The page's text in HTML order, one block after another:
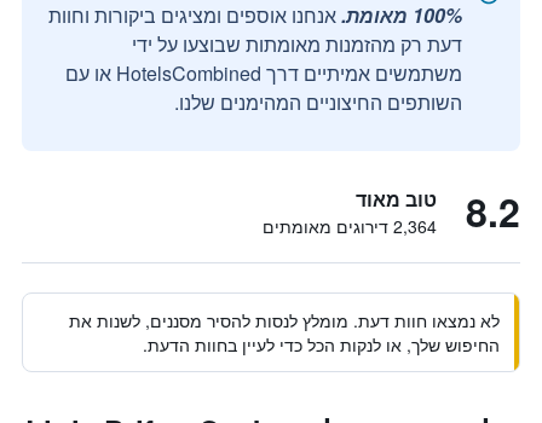
100% מאומת.
אנחנו אוספים ומציגים ביקורות וחוות
דעת רק מהזמנות מאומתות שבוצעו על ידי
משתמשים אמיתיים דרך HotelsCombined או עם
השותפים החיצוניים המהימנים שלנו.
8.2 טוב מאוד
2,364 דירוגים מאומתים
לא נמצאו חוות דעת. מומלץ לנסות להסיר מסננים, לשנות את
החיפוש שלך, או לנקות הכל כדי לעיין בחוות הדעת.